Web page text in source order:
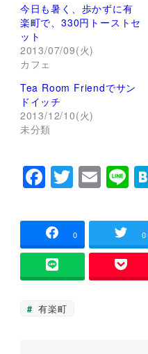
i
t
t
e
r
で
共
有
新
し
い
ウ
ィ
ン
開
き
ま
で
共
有
る
に
リ
ッ
て
新
し
い
ウ
で
開
す
今日も暑く、歩かずに有
楽町で、330円トーストセ
ット
2013/07/09(火)
カフェ
Tea Room Friendでサン
ドイッチ
2013/12/10(火)
未分類
F
c
e
b
o
o
T
tt
er
E
ai
l
Li
e
0 0
有楽町